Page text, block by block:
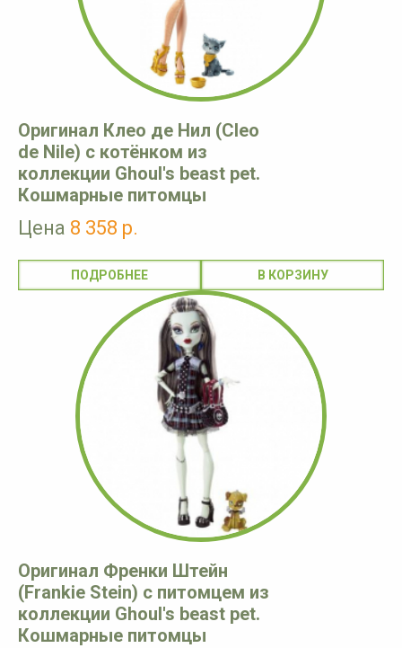
Оригинал Клео де Нил (Cleo
de Nile) с котёнком из
коллекции Ghoul's beast pet.
Кошмарные питомцы
Цена 8 358 р.
ПОДРОБНЕЕ
Оригинал Френки Штейн
(Frankie Stein) с питомцем из
коллекции Ghoul's beast pet.
Кошмарные питомцы